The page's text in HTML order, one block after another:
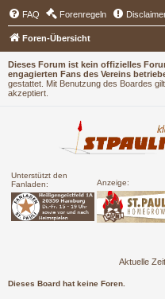
Dieses Forum ist kein offizielles
engagierten Fans des Vereins
gestattet. Mit Benutzung des Boardes
akzeptiert.
Unterstützt den
Fanladen:
Anzeige:
FAQ Forenregeln
Foren-Übersicht
Aktuelle
Dieses Board hat keine Foren.